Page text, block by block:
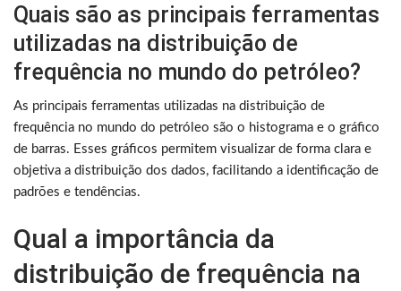
Quais são as principais ferramentas
utilizadas na distribuição de
frequência no mundo do petróleo?
As principais ferramentas utilizadas na distribuição de
frequência no mundo do petróleo são o histograma e o gráfico
de barras. Esses gráficos permitem visualizar de forma clara e
objetiva a distribuição dos dados, facilitando a identificação de
padrões e tendências.
Qual a importância da
distribuição de frequência na